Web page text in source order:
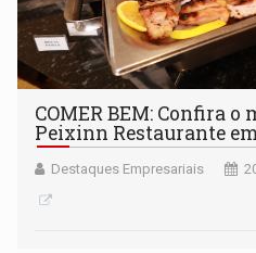
COMER BEM: Confira
Peixinn Restaurante
Destaques Empresariais